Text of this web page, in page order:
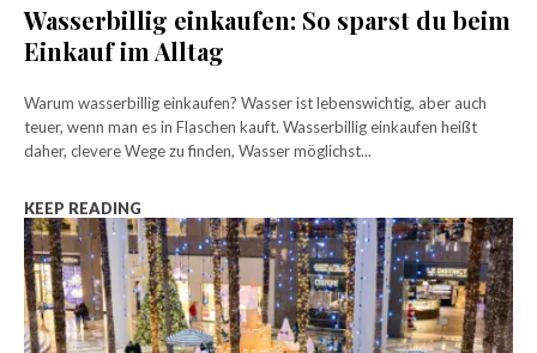
Wasserbillig einkaufen: So sparst du beim
Einkauf im Alltag
Warum wasserbillig einkaufen? Wasser ist lebenswichtig, aber auch
teuer, wenn man es in Flaschen kauft. Wasserbillig einkaufen heißt
daher, clevere Wege zu finden, Wasser möglichst...
KEEP READING